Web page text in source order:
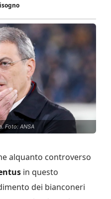
Foto: ANSA
alquanto controverso
in questo
dei bianconeri